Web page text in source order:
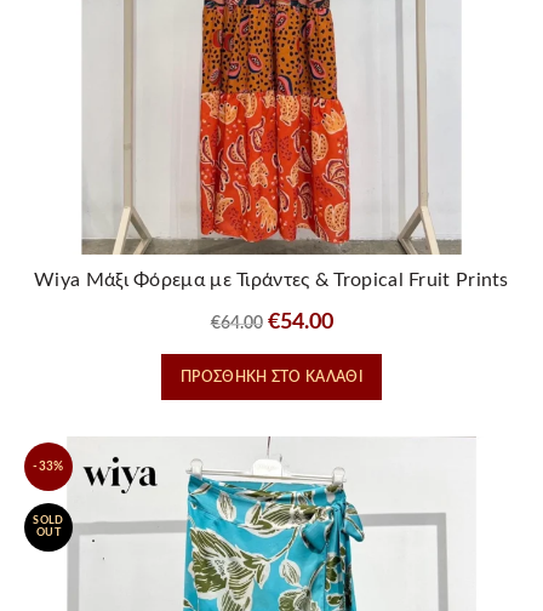
Wiya Μάξι Φόρεμα με Τιράντες & Tropical Fruit Prints
€64.00 Original
price
was:
€54.00Η
τρέχουσα
τιμή
€54.00.
ΠΡΟΣΘΉΚΗ ΣΤΟ ΚΑΛΆΘΙ
-33%
SOLD
OUT